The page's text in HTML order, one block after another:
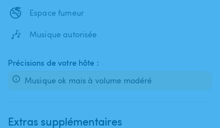
🚭 Espace fumeur
🎶 Musique autorisée
Précisions de votre hôte :
Musique ok mais à volume modéré
Extras supplémentaires